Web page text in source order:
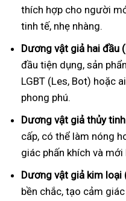
thích hợp cho người
tinh tế, nhẹ nhàng.
Dương vật giả hai đầu
đầu tiện dụng, sản
LGBT (Les, Bot) hoặc
phong phú.
Dương vật giả thủy
cấp, có thể làm nóng
giác phấn khích và mới
Dương vật giả kim
bền chắc, tạo cảm